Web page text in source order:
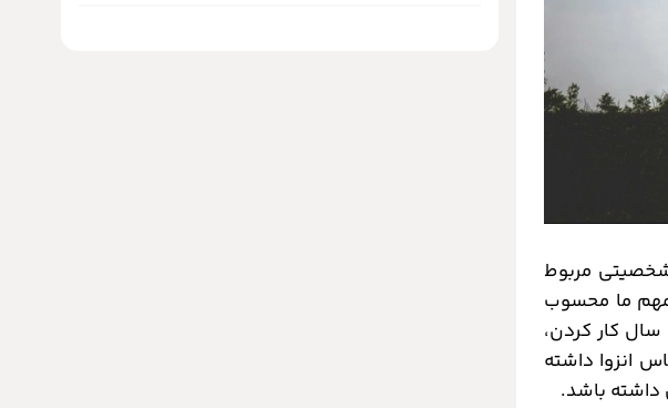
شخصیتی مربوط
مهم ما محسوب
کار کردن،
انزوا داشته
داشته باشد.